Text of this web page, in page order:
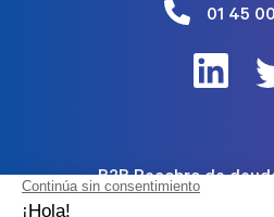
01 45
B2B Recobro de